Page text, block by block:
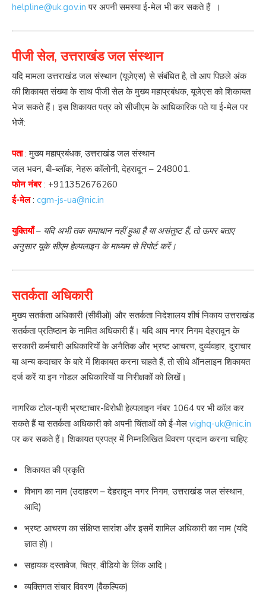
helpline@uk.gov.in पर अपनी समस्या ई-मेल भी कर सकते हैं ।
पीजी सेल, उत्तराखंड जल संस्थान
यदि मामला उत्तराखंड जल संस्थान (यूजेएस) से संबंधित है, तो आप पिछले अंक
की शिकायत संख्या के साथ पीजी सेल के मुख्य महाप्रबंधक, यूजेएस को शिकायत
भेज सकते हैं। इस शिकायत पत्र को सीजीएम के आधिकारिक पते या ई-मेल पर
भेजें:
पता : मुख्य महाप्रबंधक, उत्तराखंड जल संस्थान
जल भवन, बी-ब्लॉक, नेहरू कॉलोनी, देहरादून – 248001.
फोन नंबर: +911352676260
ई-मेल: cgm-js-ua@nic.in
युक्तियाँ – यदि अभी तक समाधान नहीं हुआ है या असंतुष्ट हैं, तो ऊपर बताए
अनुसार यूके सीएम हेल्पलाइन के माध्यम से रिपोर्ट करें।
सतर्कता अधिकारी
मुख्य सतर्कता अधिकारी (सीवीओ) और सतर्कता निदेशालय शीर्ष निकाय उत्तराखंड
सतर्कता प्रतिष्ठान के नामित अधिकारी हैं। यदि आप नगर निगम देहरादून के
सरकारी कर्मचारी अधिकारियों के अनैतिक और भ्रष्ट आचरण, दुर्व्यवहार, दुराचार
या अन्य कदाचार के बारे में शिकायत करना चाहते हैं, तो सीधे ऑनलाइन शिकायत
दर्ज करें या इन नोडल अधिकारियों या निरीक्षकों को लिखें।
नागरिक टोल-फ्री भ्रष्टाचार-विरोधी हेल्पलाइन नंबर 1064पर भी कॉल कर
सकते हैं या सतर्कता अधिकारी को अपनी चिंताओं को ई-मेल vighq-uk@nic.in
पर कर सकते हैं। शिकायत प्रपत्र में निम्नलिखित विवरण प्रदान करना चाहिए:
शिकायत की प्रकृति
विभाग का नाम (उदाहरण – देहरादून नगर निगम, उत्तराखंड जल संस्थान,
आदि)
भ्रष्ट आचरण का संक्षिप्त सारांश और इसमें शामिल अधिकारी का नाम (यदि
ज्ञात हो)।
सहायक दस्तावेज, चित्र, वीडियो के लिंक आदि।
व्यक्तिगत संचार विवरण (वैकल्पिक)